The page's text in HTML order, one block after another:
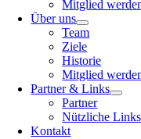
Mitglied
Über uns
Team
Ziele
Historie
Mitglied
Partner & Links
Partner
Nützliche Links
Kontakt